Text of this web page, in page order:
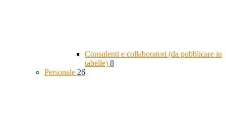
Consulenti e collaboratori (da pubblicare in
tabelle) 8
Personale 26